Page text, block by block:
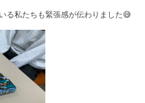
る私たちも緊張感が伝わりました😅